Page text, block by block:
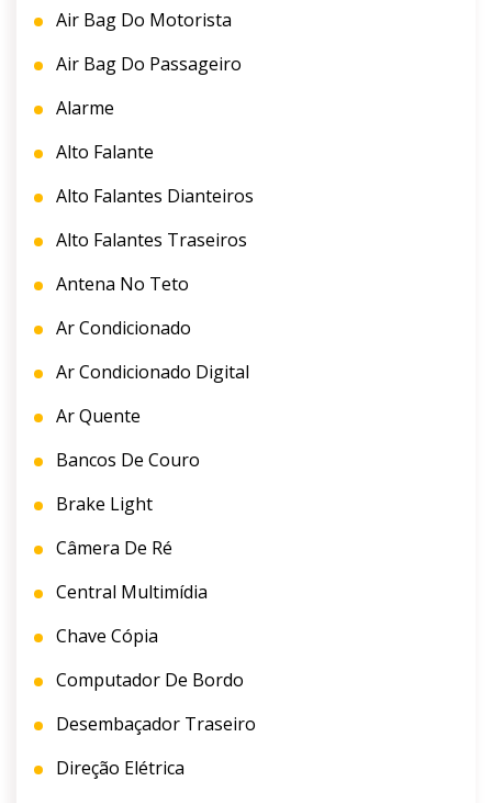
Air Bag Do Motorista
Air Bag Do Passageiro
Alarme
Alto Falante
Alto Falantes Dianteiros
Alto Falantes Traseiros
Antena No Teto
Ar Condicionado
Ar Condicionado Digital
Ar Quente
Bancos De Couro
Brake Light
Câmera De Ré
Central Multimídia
Chave Cópia
Computador De Bordo
Desembaçador Traseiro
Direção Elétrica